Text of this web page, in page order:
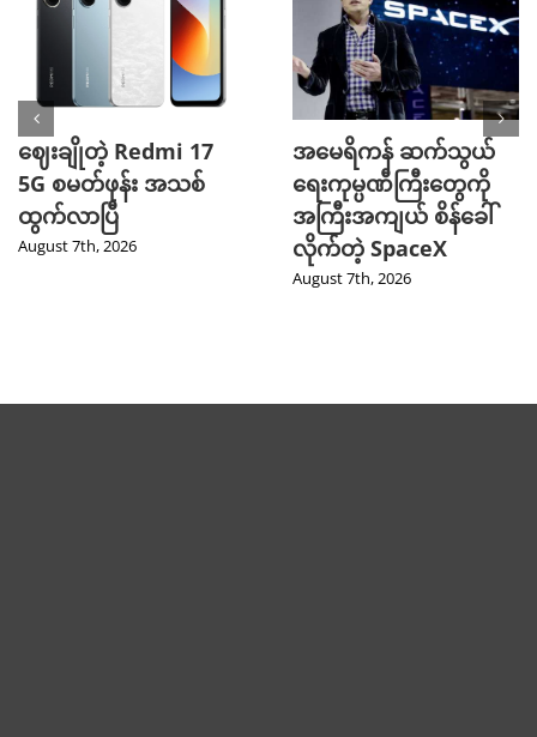
ဈေးချိုတဲ့ Redmi 17
5G စမတ်ဖုန်း အသစ်
ထွက်လာပြီ
August 7th, 2026
အမေရိကန် ဆက်သွယ်
ရေးကုမ္ပဏီကြီးတွေကို
အကြီးအကျယ် စိန်ခေါ်
လိုက်တဲ့ SpaceX
August 7th, 2026